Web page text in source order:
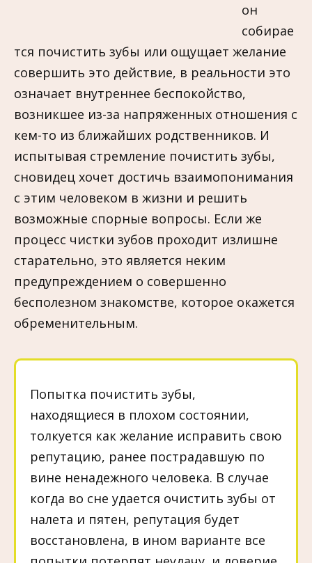
он
собирае
тся почистить зубы или ощущает желание
совершить это действие, в реальности это
означает внутреннее беспокойство,
возникшее из-за напряженных отношения с
кем-то из ближайших родственников. И
испытывая стремление почистить зубы,
сновидец хочет достичь взаимопонимания
с этим человеком в жизни и решить
возможные спорные вопросы. Если же
процесс чистки зубов проходит излишне
старательно, это является неким
предупреждением о совершенно
бесполезном знакомстве, которое окажется
обременительным.
Попытка почистить зубы,
находящиеся в плохом состоянии,
толкуется как желание исправить свою
репутацию, ранее пострадавшую по
вине ненадежного человека. В случае
когда во сне удается очистить зубы от
налета и пятен, репутация будет
восстановлена, в ином варианте все